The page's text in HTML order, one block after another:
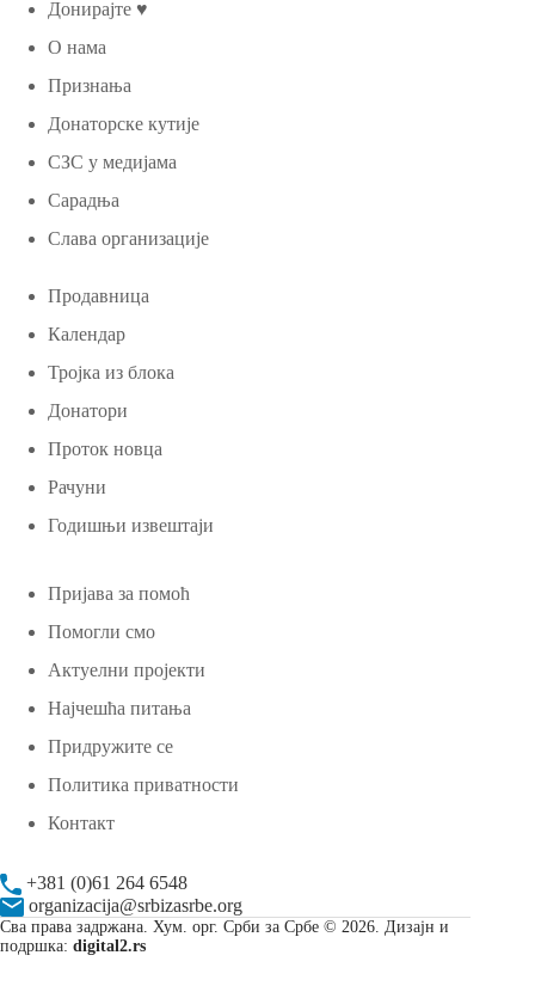
Донирајте ♥
О нама
Признања
Донаторске кутије
СЗС у медијама
Сарадња
Слава организације
Продавница
Календар
Тројка из блока
Донатори
Проток новца
Рачуни
Годишњи извештаји
Пријава за помоћ
Помогли смо
Актуелни пројекти
Најчешћа питања
Придружите се
Политика приватности
Контакт
+381 (0)61 264 6548
organizacija@srbizasrbe.org
Сва права задржана. Хум. орг. Срби за Србе © 2026. Дизајн и
подршка: digital2.rs